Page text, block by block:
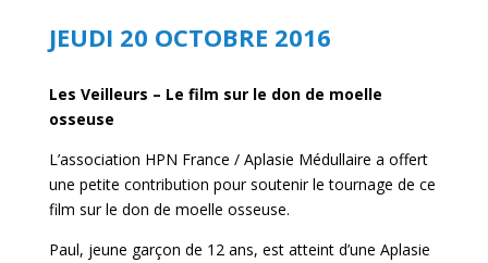
JEUDI 20 OCTOBRE 2016
Les Veilleurs – Le film sur le don de moelle
osseuse
L’association HPN France / Aplasie Médullaire a offert
une petite contribution pour soutenir le tournage de ce
film sur le don de moelle osseuse.
Paul, jeune garçon de 12 ans, est atteint d’une Aplasie